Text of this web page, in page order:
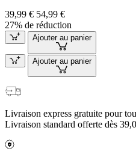
39,99 € 54,99 €
27% de réduction
Ajouter au panier
Ajouter au panier
Livraison express gratuite pour
Livraison standard offerte dès